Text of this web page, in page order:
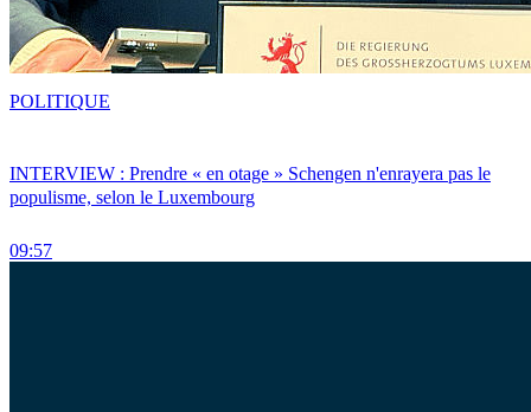
INTERVIEW : Prendre « en otage » Schengen n'enrayera pas le
populisme, selon le Luxembourg
09:57
POLITIQUE